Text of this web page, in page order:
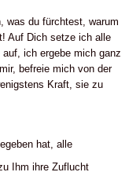
was du fürchtest, warum
Auf Dich setze ich alle
ich ergebe mich ganz
befreie mich von der
Kraft, sie zu
hat, alle
Ihm ihre Zuflucht